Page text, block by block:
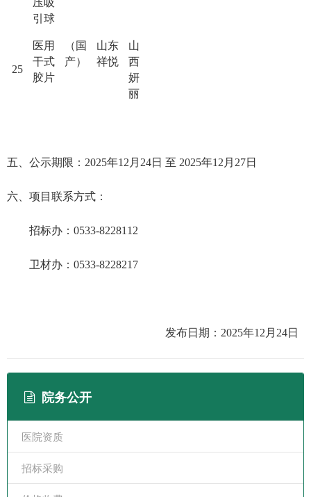
压吸
引球
25
医用
干式
胶片
（国
产）
山东
祥悦
山
西
妍
丽
五 、公示期限： 2025年12 月 24日 至 2025年12 月 27日
六 、项目联系方式：
招标办 ： 0533-8228112
卫材办： 0533-8228217
发布日期： 2025年12 月 24日
院务公开
医院资质
招标采购